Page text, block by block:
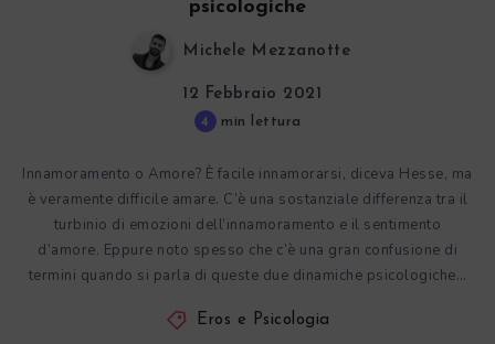
psicologiche
Michele Mezzanotte
12 Febbraio 2021
4 min lettura
Innamoramento o Amore? È facile innamorarsi, diceva Hesse, ma
è veramente difficile amare. C’è una sostanziale differenza tra il
turbinio di emozioni dell’innamoramento e il sentimento
d’amore. Eppure noto spesso che c’è una gran confusione di
termini quando si parla di queste due dinamiche psicologiche…
Eros e Psicologia